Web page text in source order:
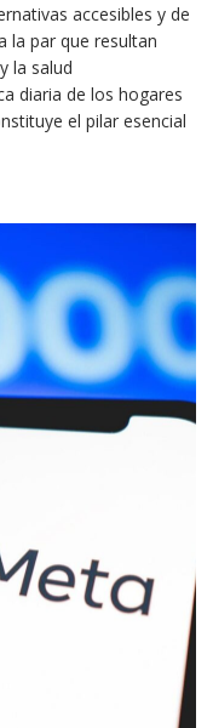
accesibles y de
la par que resultan
la salud
diaria de los hogares
el pilar esencial